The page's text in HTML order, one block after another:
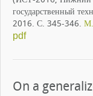
государственный
2016. С. 345-346.
pdf
On a